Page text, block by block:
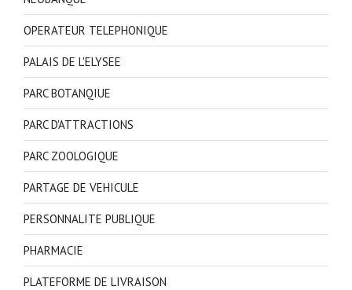
OPERATEUR TELEPHONIQUE
PALAIS DE L'ELYSEE
PARC BOTANQIUE
PARC D'ATTRACTIONS
PARC ZOOLOGIQUE
PARTAGE DE VEHICULE
PERSONNALITE PUBLIQUE
PHARMACIE
PLATEFORME DE LIVRAISON